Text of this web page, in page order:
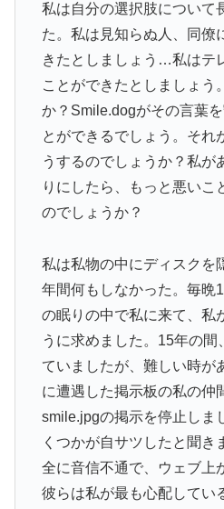
私は自分の選択肢について
た。私は見知らぬ人、同僚
きたとしましょう…私はテ
ことができたとしましょう
か？Smile.dogがその言葉
とができるでしょう。それ
うするのでしょうか？私が
りにしたら、もっと悪いこ
のでしょうか？
私は私物の中にディスクを
年間何もしなかった。毎晩
の眠りの中で私に来て、私
うに求めました。15年の間
ていましたが、難しい時が
に遭遇した掲示板の私の仲
smile.jpgの掲示を停止しま
くつかが自サツしたと聞き
全に音信不通で、ウェブ上
彼らは私が最も心配してい